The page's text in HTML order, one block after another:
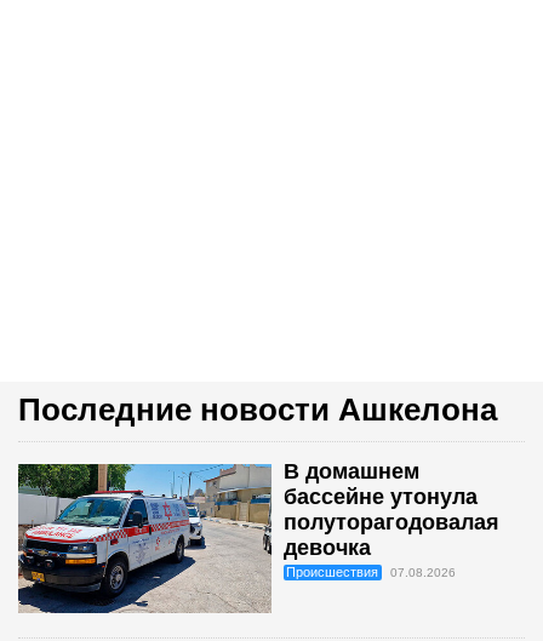
Последние новости Ашкелона
В домашнем
бассейне утонула
полуторагодовалая
девочка
Происшествия 07.08.2026